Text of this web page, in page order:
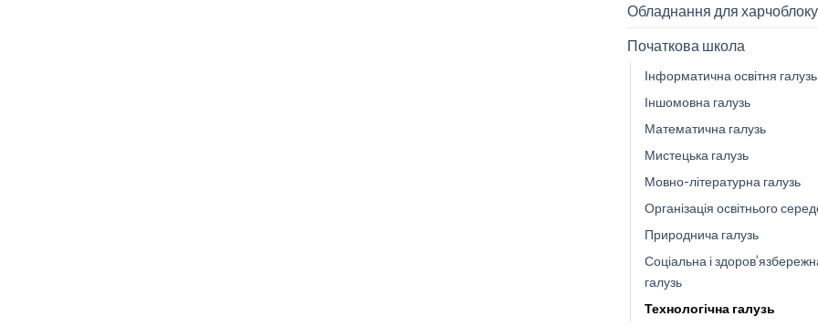
Обладнання для харчоблоку
Початкова школа
Інформатична освітня галузь
Іншомовна галузь
Математична галузь
Мистецька галузь
Мовно-літературна галузь
Організація освітнього
Природнича галузь
Соціальна і
галузь
Технологічна галузь